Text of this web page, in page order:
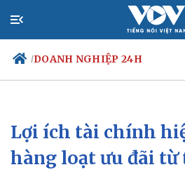
/DOANH NGHIỆP 24H
Chính trị
Đảng
Tổ chức nhân sự
Xã
Tin
Dự
Lợi ích tài chính
hàng loạt ưu đãi